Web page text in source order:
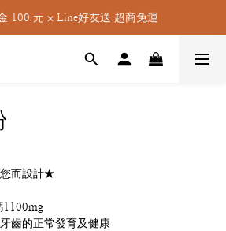
100 元 ⨉ Line好友送 超商免運
而設計★
1100mg
齒的正常發育及健康